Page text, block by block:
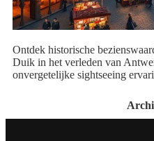
Ontdek historische
Duik in het verleden van
onvergetelijke sightseeing